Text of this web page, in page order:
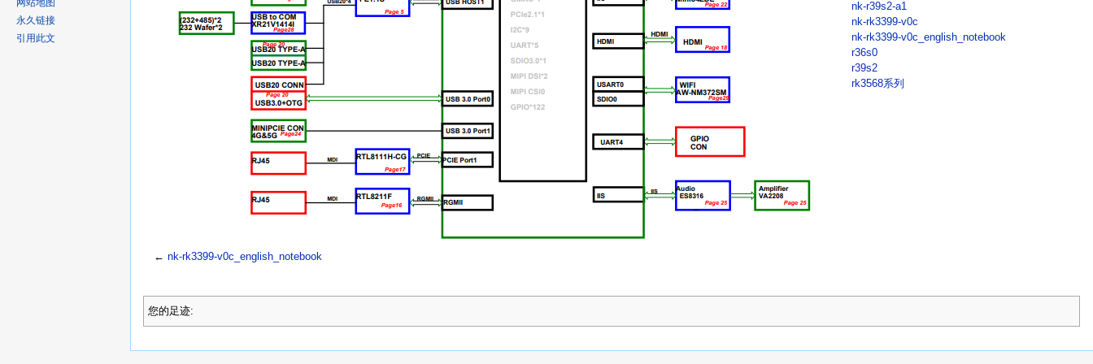
nk-r39s2-a1
nk-rk3399-v0c
nk-rk3399-v0c_english_notebook
r36s0
r39s2
rk3568系列
← nk-rk3399-v0c_english_notebook
您的足迹:
永久链接
引用此文